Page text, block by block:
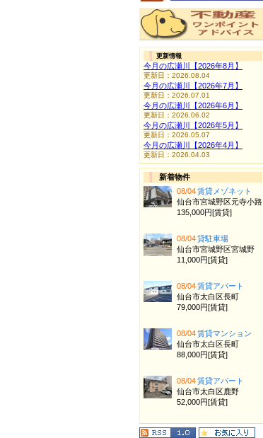
更新情報
今月の広瀬川【2026年8月】
更新日：2026.08.04
今月の広瀬川【2026年7月】
更新日：2026.07.01
今月の広瀬川【2026年6月】
更新日：2026.06.02
今月の広瀬川【2026年5月】
更新日：2026.05.07
今月の広瀬川【2026年4月】
更新日：2026.04.03
新着物件
08/04賃貸メゾネット
仙台市宮城野区元寺小路
135,000円[賃貸]
08/04貸駐車場
仙台市宮城野区宮城野
11,000円[賃貸]
08/04賃貸アパート
仙台市太白区長町
79,000円[賃貸]
08/04賃貸マンション
仙台市太白区長町
88,000円[賃貸]
08/04賃貸アパート
仙台市太白区鹿野
52,000円[賃貸]